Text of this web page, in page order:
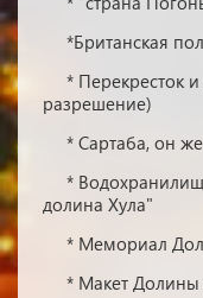
*Британская
* Перекресток
разрешение)
* Сартаба, он
*
долина Хула"
* Мемориал
* Макет Долины